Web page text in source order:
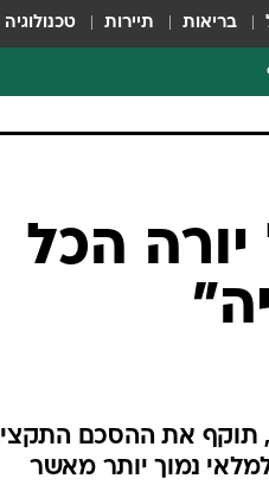
בריאות תיירות טכנולוגיה
הכל
תוקף את ההסכם
נמוך יותר מאשר